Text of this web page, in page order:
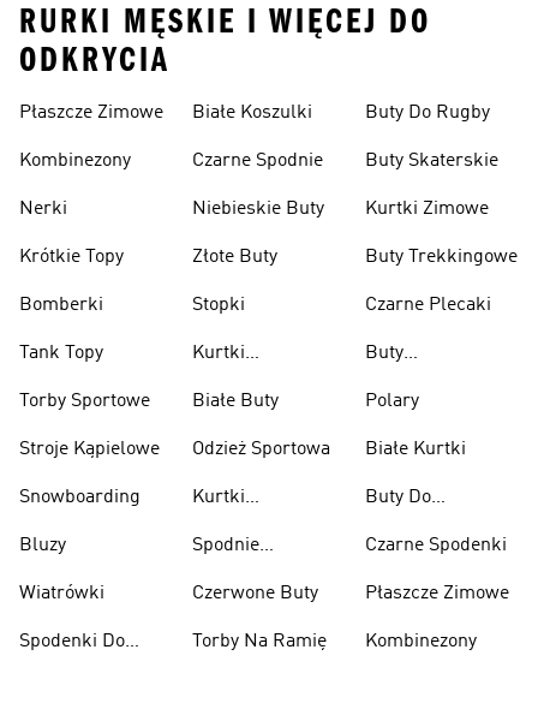
RURKI MĘSKIE I WIĘCEJ DO
ODKRYCIA
Płaszcze Zimowe
Kombinezony
Nerki
Krótkie Topy
Bomberki
Tank Topy
Torby Sportowe
Stroje Kąpielowe
Snowboarding
Bluzy
Wiatrówki
Spodenki Do
Białe Koszulki
Czarne Spodnie
Niebieskie Buty
Złote Buty
Stopki
Kurtki
Białe Buty
Odzież Sportowa
Kurtki
Spodnie
Czerwone Buty
Torby Na Ramię
Buty Do Rugby
Buty Skaterskie
Kurtki Zimowe
Buty Trekkingowe
Czarne Plecaki
Buty
Polary
Białe Kurtki
Buty Do
Czarne Spodenki
Płaszcze Zimowe
Kombinezony